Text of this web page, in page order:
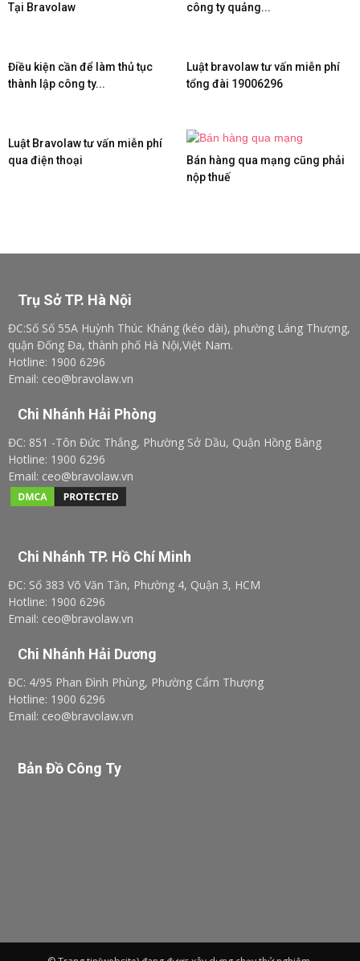
Tại Bravolaw
công ty quảng...
Điều kiện cần để làm thủ tục
thành lập công ty...
Luật bravolaw tư vấn miễn phí
tổng đài 19006296
Luật Bravolaw tư vấn miễn phí
qua điện thoại
Bán hàng qua mạng cũng phải
nộp thuế
Trụ Sở TP. Hà Nội
ĐC:Số Số 55A Huỳnh Thúc Kháng (kéo dài), phường Láng Thượng,
quận Đống Đa, thành phố Hà Nội,Việt Nam.
Hotline: 1900 6296
Email: ceo@bravolaw.vn
Chi Nhánh Hải Phòng
ĐC: 851 -Tôn Đức Thắng, Phường Sở Dầu, Quận Hồng Bàng
Hotline: 1900 6296
Email: ceo@bravolaw.vn
Chi Nhánh TP. Hồ Chí Minh
ĐC: Số 383 Võ Văn Tần, Phường 4, Quận 3, HCM
Hotline: 1900 6296
Email: ceo@bravolaw.vn
Chi Nhánh Hải Dương
ĐC: 4/95 Phan Đình Phùng, Phường Cẩm Thượng
Hotline: 1900 6296
Email: ceo@bravolaw.vn
Bản Đồ Công Ty